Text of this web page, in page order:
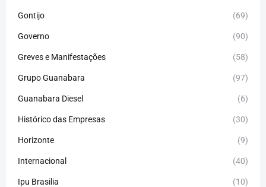
Gontijo (69)
Governo (90)
Greves e Manifestações (58)
Grupo Guanabara (97)
Guanabara Diesel (6)
Histórico das Empresas (30)
Horizonte (9)
Internacional (40)
Ipu Brasilia (10)